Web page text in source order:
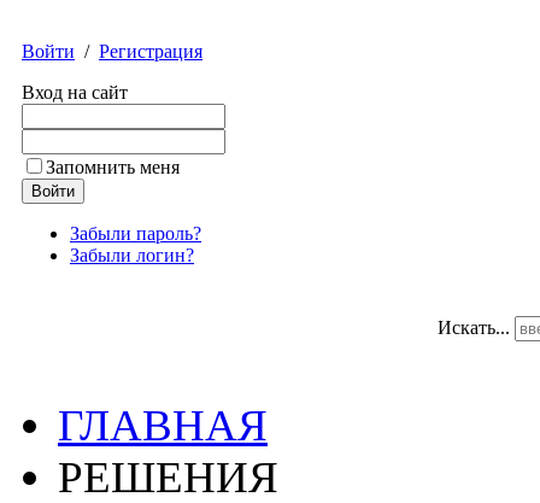
Войти / Регистрация
Вход на сайт
Запомнить меня
Забыли пароль?
Забыли логин?
Искать...
ГЛАВНАЯ
РЕШЕНИЯ